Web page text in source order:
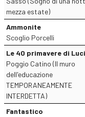
mezza estate)
Ammonite
Scoglio Porcelli
Le 40 primavere di
Poggio Catino (Il muro
dell'educazione
TEMPORANEAMENTE
INTERDETTA)
Fantastico